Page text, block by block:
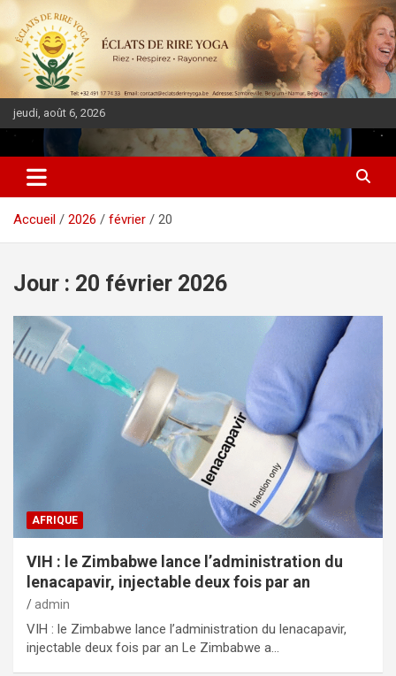
jeudi, août 6, 2026
DIASPORA PULSE
Accueil 2026 février 20
Jour : 20 février 2026
AFRIQUE
VIH : le Zimbabwe lance l’administration du
lenacapavir, injectable deux fois par an
admin
VIH : le Zimbabwe lance l’administration du lenacapavir,
injectable deux fois par an Le Zimbabwe a…